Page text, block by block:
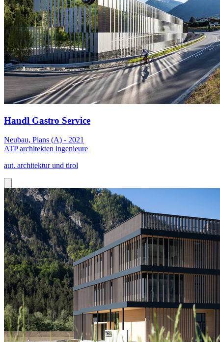
Handl Gastro Service
Neubau, Pians (A) - 2021
ATP architekten ingenieure
aut. architektur und tirol